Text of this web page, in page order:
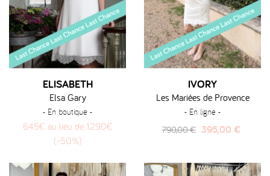
ELISABETH
Elsa Gary
- En boutique -
645€ au lieu de 1290€
(-50%)
IVORY
Les Mariées de Provence
- En ligne -
Prix
790,00 € Prix
395,00 €